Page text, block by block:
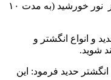
همچنین امکان آن را دارد که با استفاده از نور خورشید (به مدت ۱۰
و انواع انگشتر و
شوید.
حدید فرمود: این